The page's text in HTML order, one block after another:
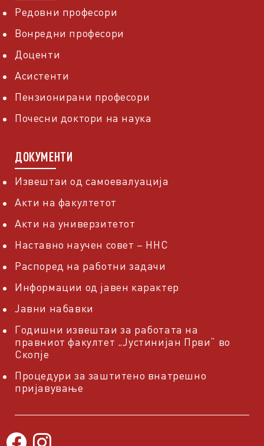
Редовни професори
Вонредни професори
Доценти
Асистенти
Пензионирани професори
Почесни доктори на наука
ДОКУМЕНТИ
Извештаи од самоевалуација
Акти на факултетот
Акти на универзитетот
Наставно научен совет – ННС
Распоред на работни задачи
Информации од јавен карактер
Јавни набавки
Годишни извештаи за работата на
правниот факултет „Јустинијан Први“ во
Скопје
Процедури за заштитено внатрешно
пријавување